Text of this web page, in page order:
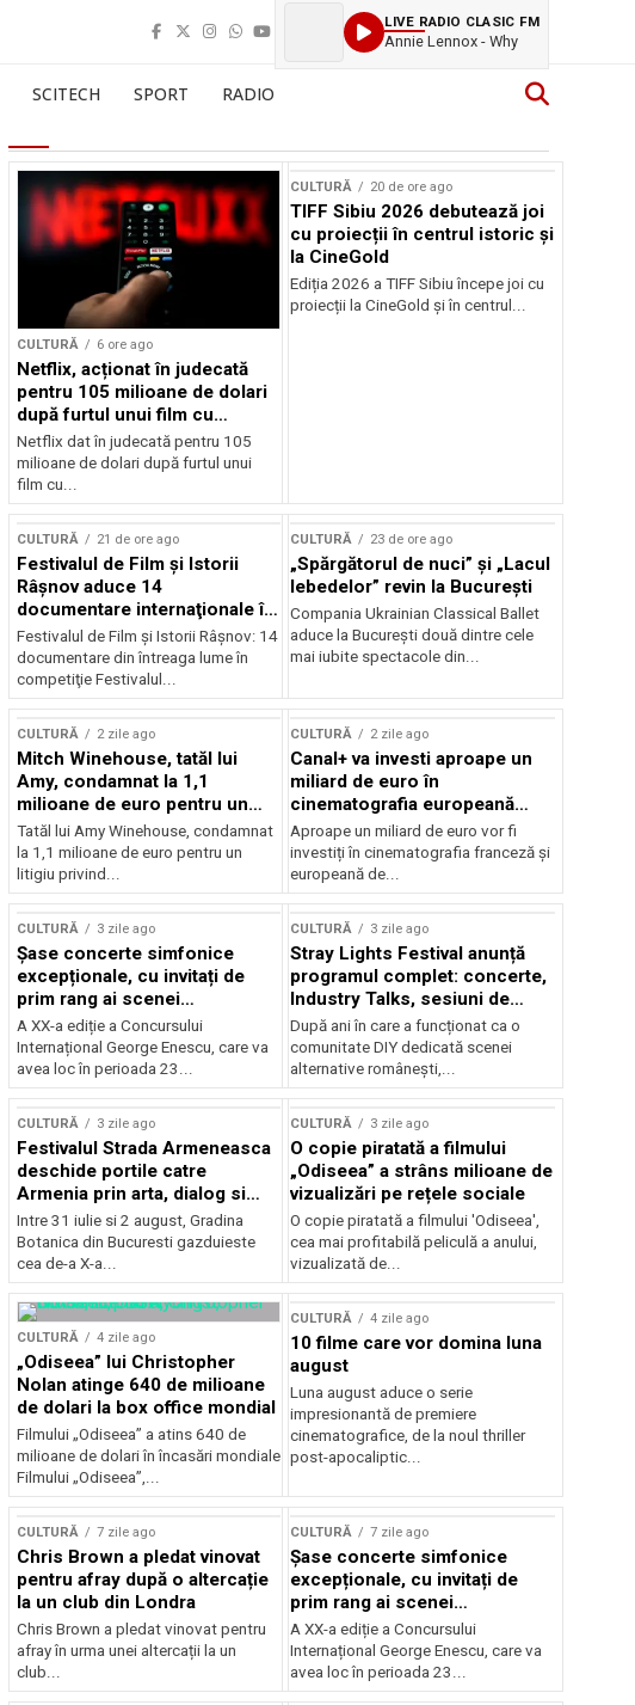
LIVE RADIO CLASIC FM
Annie Lennox - Why
SCITECH SPORT RADIO
CULTURĂ 6 ore ago
Netflix, acționat în judecată
pentru 105 milioane de dolari
după furtul unui film cu
Nicolas Cage
Netflix dat în judecată pentru 105
milioane de dolari după furtul unui
film cu...
CULTURĂ 20 de ore ago
TIFF Sibiu 2026 debutează joi
cu proiecții în centrul istoric și
la CineGold
Ediția 2026 a TIFF Sibiu începe joi cu
proiecții la CineGold și în centrul...
CULTURĂ 21 de ore ago
Festivalul de Film şi Istorii
Râşnov aduce 14
documentare internaţionale în
premieră
Festivalul de Film şi Istorii Râşnov: 14
documentare din întreaga lume în
competiţie Festivalul...
CULTURĂ 23 de ore ago
„Spărgătorul de nuci” și „Lacul
lebedelor” revin la București
Compania Ukrainian Classical Ballet
aduce la București două dintre cele
mai iubite spectacole din...
CULTURĂ 2 zile ago
Mitch Winehouse, tatăl lui
Amy, condamnat la 1,1
milioane de euro pentru un
litigiu pierdut
Tatăl lui Amy Winehouse, condamnat
la 1,1 milioane de euro pentru un
litigiu privind...
CULTURĂ 2 zile ago
Canal+ va investi aproape un
miliard de euro în
cinematografia europeană
până în 2032
Aproape un miliard de euro vor fi
investiți în cinematografia franceză și
europeană de...
CULTURĂ 3 zile ago
Șase concerte simfonice
excepționale, cu invitați de
prim rang ai scenei
internaționale și ansambluri
orchestrale românești de
prestigiu, în programul
Concursului Enescu 2026
A XX-a ediție a Concursului
Internațional George Enescu, care va
avea loc în perioada 23...
CULTURĂ 3 zile ago
Stray Lights Festival anunță
programul complet: concerte,
Industry Talks, sesiuni de
audiție și noi opțiuni de
participare pentru public
După ani în care a funcționat ca o
comunitate DIY dedicată scenei
alternative românești,...
CULTURĂ 3 zile ago
Festivalul Strada Armeneasca
deschide portile catre
Armenia prin arta, dialog si
patrimoniu, intre 31 iulie si 2
august, la Gradina Botanica din
Bucuresti
Intre 31 iulie si 2 august, Gradina
Botanica din Bucuresti gazduieste
cea de-a X-a...
CULTURĂ 3 zile ago
O copie piratată a filmului
„Odiseea” a strâns milioane de
vizualizări pe rețele sociale
O copie piratată a filmului 'Odiseea',
cea mai profitabilă peliculă a anului,
vizualizată de...
CULTURĂ 4 zile ago
„Odiseea” lui Christopher
Nolan atinge 640 de milioane
de dolari la box office mondial
Filmului „Odiseea” a atins 640 de
milioane de dolari în încasări mondiale
Filmului „Odiseea”,...
CULTURĂ 4 zile ago
10 filme care vor domina luna
august
Luna august aduce o serie
impresionantă de premiere
cinematografice, de la noul thriller
post-apocaliptic...
CULTURĂ 7 zile ago
Chris Brown a pledat vinovat
pentru afray după o altercație
la un club din Londra
Chris Brown a pledat vinovat pentru
afray în urma unei altercații la un
club...
CULTURĂ 7 zile ago
Șase concerte simfonice
excepționale, cu invitați de
prim rang ai scenei
internaționale și ansambluri
orchestrale românești de
prestigiu, în programul
Concursului Enescu 2026
A XX-a ediție a Concursului
Internațional George Enescu, care va
avea loc în perioada 23...